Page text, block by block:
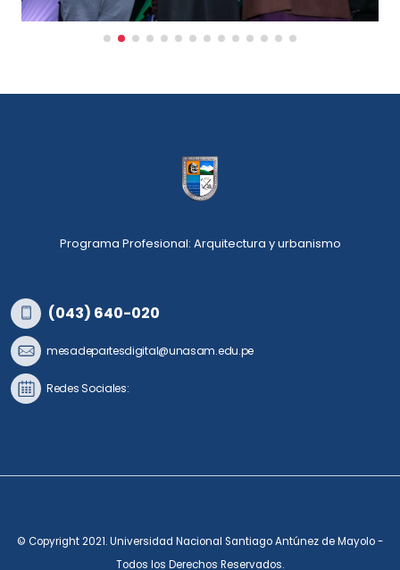
Programa Profesional: Arquitectura y urbanismo
(043) 640-020
mesadepartesdigital@unasam.edu.pe
Redes Sociales:
© Copyright 2021. Universidad Nacional Santiago Antúnez de Mayolo -
Todos los Derechos Reservados.